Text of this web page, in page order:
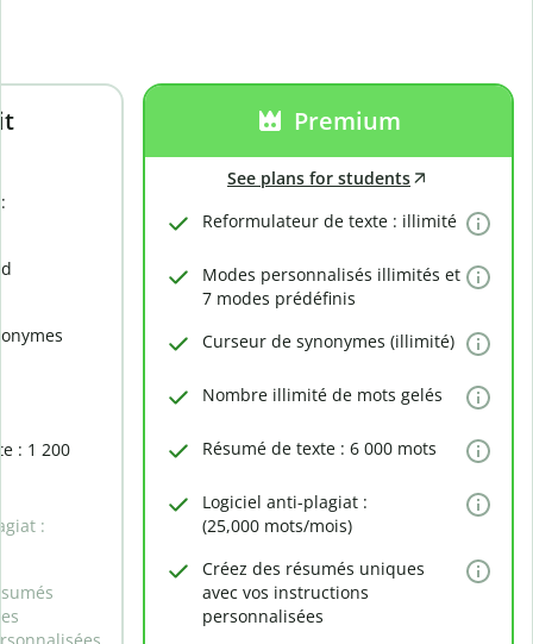
: 1 200
:
Premium
See plans for students
Reformulateur de texte : illimité
Modes personnalisés illimités et
7 modes prédéfinis
Curseur de synonymes (illimité)
Nombre illimité de mots gelés
Résumé de texte : 6 000 mots
Logiciel anti-plagiat :
(25,000 mots/mois)
Créez des résumés uniques
avec vos instructions
personnalisées